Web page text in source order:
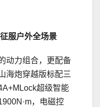
服户外全场景
动力组合，更配备
海炮穿越版标配三
超级智能
，电磁控